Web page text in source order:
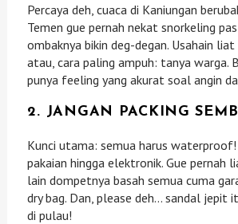
Percaya deh, cuaca di Kaniungan
Temen gue pernah nekat snorkeling pas
ombaknya bikin deg-degan. Usahain
atau, cara paling ampuh: tanya warga.
punya feeling yang akurat soal angin
2. JANGAN PACKING
Kunci utama: semua harus
pakaian hingga elektronik. Gue pernah
lain dompetnya basah semua cuma
dry bag. Dan, please deh… sandal jepit
di pulau!